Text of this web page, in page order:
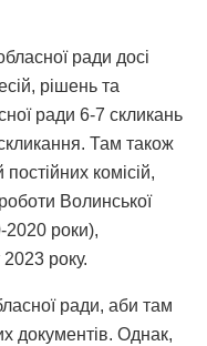
ради досі
рішень та
ради 6-7 скликань
Там також
комісій,
Волинської
2020 роки),
року.
ради, аби там
документів. Однак,